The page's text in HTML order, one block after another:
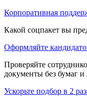
Корпоративная
Какой соцпакет вы
Оформляйте
Проверяйте
документы без бумаг
Ускорьте подбор в 2